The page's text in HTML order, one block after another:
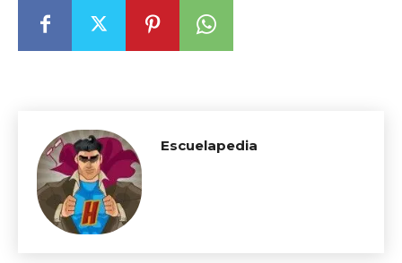
Escuelapedia